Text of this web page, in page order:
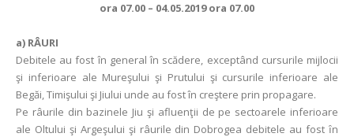
ora 07.00 – 04.05.2019 ora 07.00
a) RÂURI
Debitele au fost în general în scădere, exceptând cursurile mijlocii
şi inferioare ale Mureşului şi Prutului şi cursurile inferioare ale
Begăi, Timişului şi Jiului unde au fost în creştere prin propagare.
Pe râurile din bazinele Jiu şi afluenţii de pe sectoarele inferioare
ale Oltului şi Argeşului şi râurile din Dobrogea debitele au fost ȋn